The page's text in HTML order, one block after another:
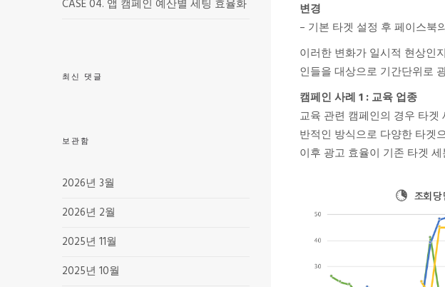
CASE 04. 앱 캠페인 예산별 세팅 효율화
최신 댓글
보관함
2026년 3월
2026년 2월
2025년 11월
2025년 10월
변경
– 기본 타겟 설정 후 페이스북
이러한 변화가 일시적 현상인
인들을 대상으로 기간단위로
캠페인 사례 1 : 교육 업종
교육 관련 캠페인의 경우 타
반적인 방식으로 다양한 타겟
이후 광고 효율이 기존 타겟